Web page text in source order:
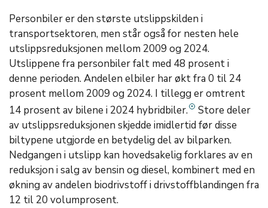
Personbiler er den største utslippskilden i
transportsektoren, men står også for nesten hele
utslippsreduksjonen mellom 2009 og 2024.
Utslippene fra personbiler falt med 48 prosent i
denne perioden. Andelen elbiler har økt fra 0 til 24
prosent mellom 2009 og 2024. I tillegg er omtrent
14 prosent av bilene i 2024 hybridbiler. Store deler
av utslippsreduksjonen skjedde imidlertid før disse
biltypene utgjorde en betydelig del av bilparken.
Nedgangen i utslipp kan hovedsakelig forklares av en
reduksjon i salg av bensin og diesel, kombinert med en
økning av andelen biodrivstoff i drivstoffblandingen fra
12 til 20 volumprosent.